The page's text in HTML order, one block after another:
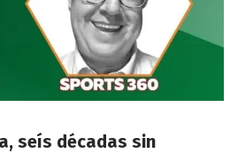
seís décadas sin